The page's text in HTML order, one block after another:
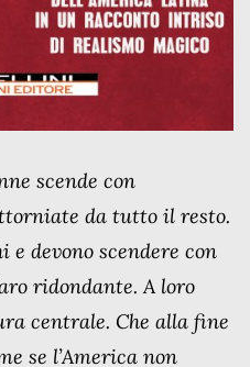
scende con
da tutto il resto.
devono scendere con
ridondante. A loro
centrale. Che alla fine
se l’America non